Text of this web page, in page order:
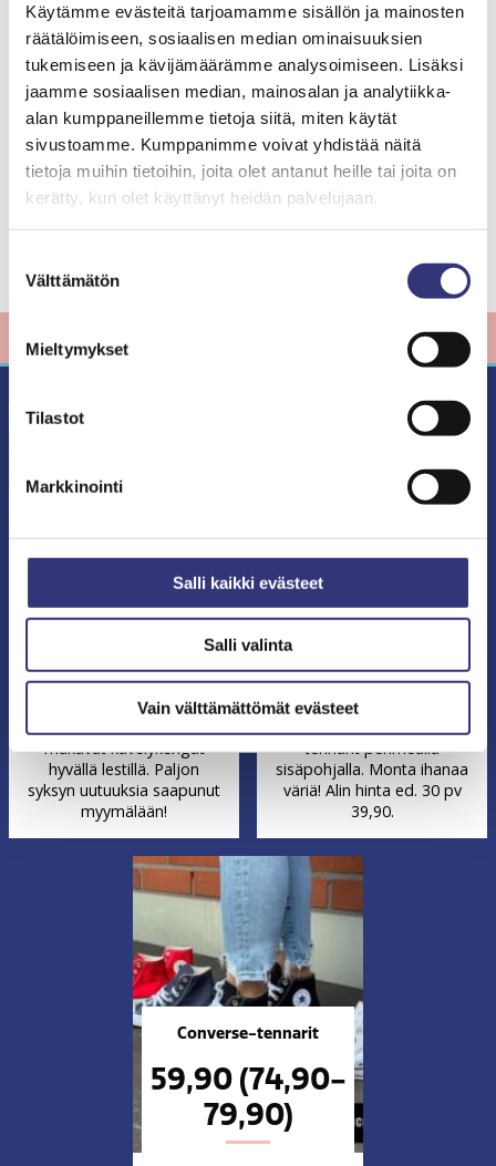
Käytämme evästeitä tarjoamamme sisällön ja mainosten
räätälöimiseen, sosiaalisen median ominaisuuksien
tukemiseen ja kävijämäärämme analysoimiseen. Lisäksi
jaamme sosiaalisen median, mainosalan ja analytiikka-
alan kumppaneillemme tietoja siitä, miten käytät
sivustoamme. Kumppanimme voivat yhdistää näitä
tietoja muihin tietoihin, joita olet antanut heille tai joita on
kerätty, kun olet käyttänyt heidän palvelujaan.
valinta
Välttämätön
Mieltymykset
Tilastot
Markkinointi
Salli kaikki evästeet
Salli valinta
Vain välttämättömät evästeet
LIIKKEEN TARJOUKSET
Riekerin sporttiset ja
mukavat kävelykengät
hyvällä lestillä. Paljon
syksyn uutuuksia saapunut
myymälään!
Emmshu-tennareita
39,90 (85,95)
Nahkaiset Emmshu-
tennarit pehmeällä
sisäpohjalla. Monta ihanaa
väriä! Alin hinta ed. 30 pv
39,90.
Converse-tennarit
59,90 (74,90-
79,90)